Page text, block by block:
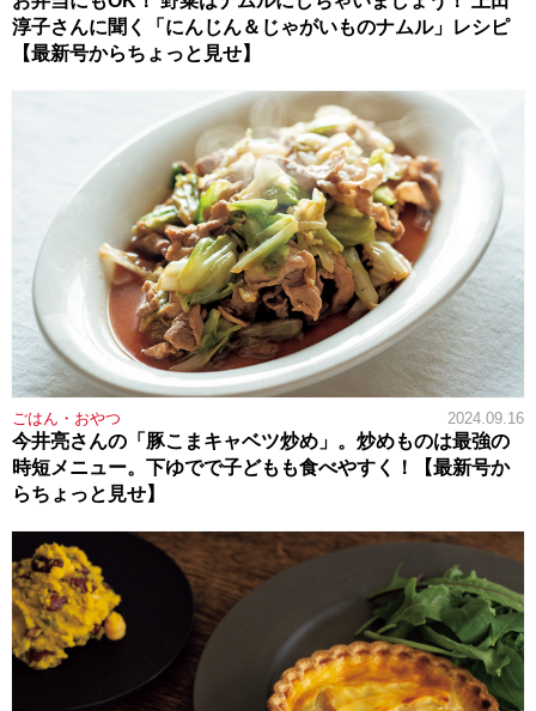
淳子さんに聞く「にんじん＆じゃがいものナムル」レシピ
【最新号からちょっと見せ】
ごはん・おやつ 2024.09.16
今井亮さんの「豚こまキャベツ炒め」。炒めものは最強の
時短メニュー。下ゆでで子どもも食べやすく！【最新号か
らちょっと見せ】